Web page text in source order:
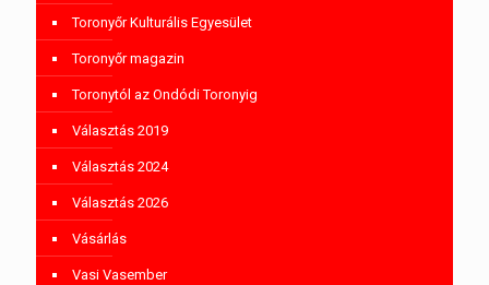
Toronyőr Kulturális Egyesület
Toronyőr magazin
Toronytól az Ondódi Toronyig
Választás 2019
Választás 2024
Választás 2026
Vásárlás
Vasi Vasember